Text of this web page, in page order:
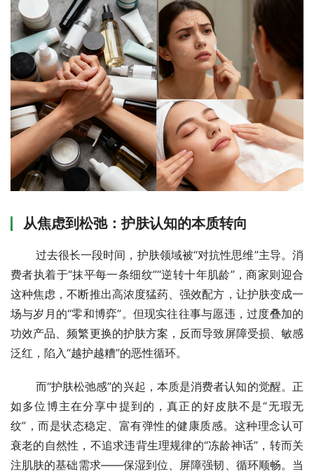
从焦虑到松弛：护肤认知的本质转向
费者执着于“抹平每一条细纹”“逆转十年肌龄”，商家则迎合
这种焦虑，不断推出高浓度猛药、强效配方，让护肤变成一
场与岁月的“零和博弈”。但现实往往事与愿违，过度叠加的
功效产品、频繁更换的护肤方案，反而导致屏障受损、敏感
泛红，陷入“越护越糟”的恶性循环。
如多位博主在分享中提到的，真正的好皮肤不是“无瑕无
纹”，而是状态稳定、富有弹性的健康质感。这种理念认可
衰老的自然性，不追求违背生理规律的“冻龄神话”，转而关
注肌肤的基础需求——保湿到位、屏障强韧、循环顺畅。当